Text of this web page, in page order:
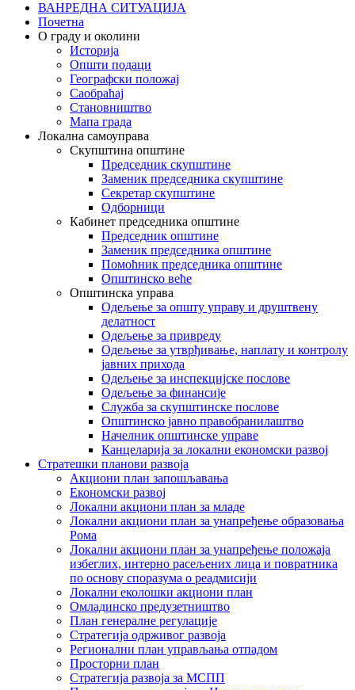
ВАНРЕДНА СИТУАЦИЈА
Почетна
О граду и околини
Историја
Општи подаци
Географски положај
Саобраћај
Становништво
Мапа града
Локална самоуправа
Скупштина општине
Председник скупштине
Заменик председника скупштине
Секретар скупштине
Одборници
Кабинет председника општине
Председник општине
Заменик председника општине
Помоћник председника општине
Општинско веће
Општинска управа
Одељење за општу управу и друштвену
делатност
Одељење за привреду
Одељење за утврђивање, наплату и контролу
јавних прихода
Одељење за инспекцијске послове
Одељење за финансије
Служба за скупштинске послове
Општинско јавно правобранилаштво
Начелник општинске управе
Канцеларија за локални економски развој
Стратешки планови развоја
Акциони план запошљавања
Економски развој
Локални акциони план за младе
Локални акциони план за унапређење образовања
Рома
Локални акциони план за унапређење положаја
избеглих, интерно расељених лица и повратника
по основу споразума о реадмисији
Локални еколошки акциони план
Омладинско предузетништво
План генералне регулације
Стратегија одрживог развоја
Регионални план управљања отпадом
Просторни план
Стратегија развоја за МСПП